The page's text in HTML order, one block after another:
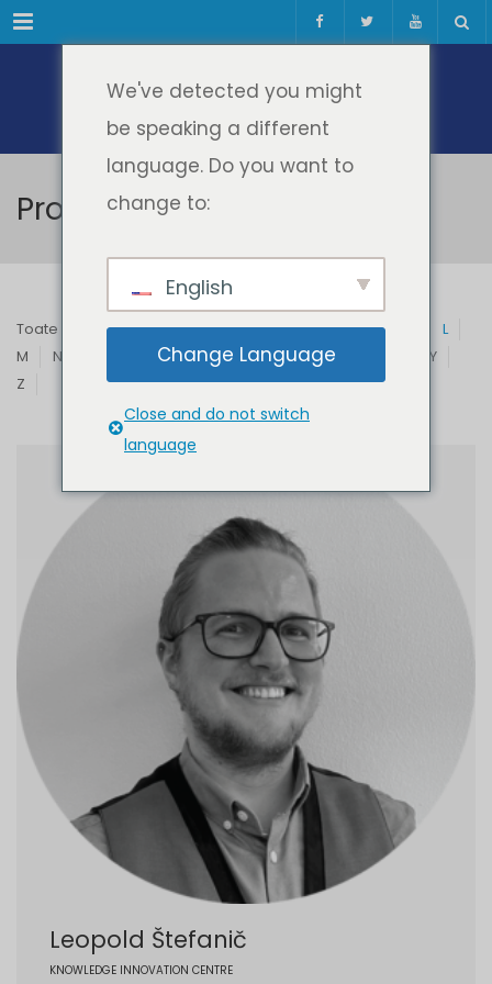
Meniul
Profesori & Invitați
Toate B C D E F G H I J
L
M
N Q R S T U V
Y
Z
Leopold Štefanič
KNOWLEDGE INNOVATION CENTRE
We've detected you might
be speaking a different
language. Do you want to
change to:
English
Change Language
Close and do not switch
language